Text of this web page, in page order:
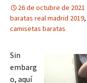
26 de octubre de 2021
baratas real madrid 2019,
camisetas baratas
Sin
embarg
o, aquí